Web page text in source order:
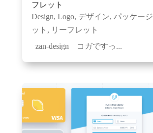
フレット
Design, Logo, デザイン, パッケージ
ット , リーフレット
zan-design コガですっ...